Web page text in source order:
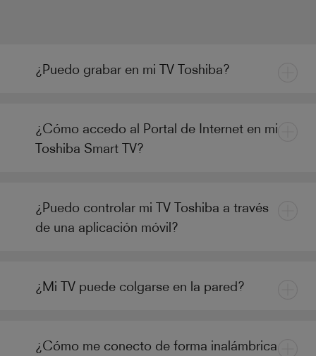
¿Puedo grabar en mi TV Toshiba?
¿Cómo accedo al Portal de Internet en mi
Toshiba Smart TV?
¿Puedo controlar mi TV Toshiba a través
de una aplicación móvil?
¿Mi TV puede colgarse en la pared?
¿Cómo me conecto de forma inalámbrica